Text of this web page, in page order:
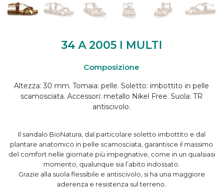
34 A 2005 I MULTI
Composizione
Altezza: 30 mm. Tomaia: pelle. Soletto: imbottito in pelle
scamosciata. Accessori: metallo Nikel Free. Suola: TR
antiscivolo.
Il sandalo BioNatura, dal particolare soletto imbottito e dal
plantare anatomico in pelle scamosciata, garantisce il massimo
del comfort nelle giornate più impegnative, come in un qualsiasi
momento, qualunque sia l’abito indossato.
Grazie alla suola flessibile e antiscivolo, si ha una maggiore
aderenza e resistenza sul terreno.